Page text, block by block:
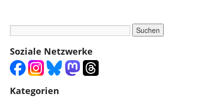
Soziale Netzwerke
Kategorien